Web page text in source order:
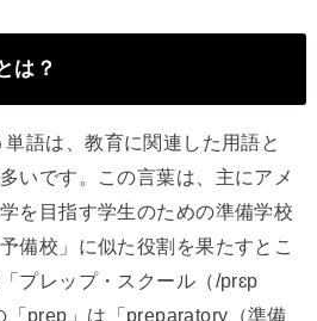
は？
単語は、教育に関連した用語と
いです。この言葉は、主にアメ
を目指す学生のための準備学校
備校」に似た役割を果たすとこ
プレップ・スクール（/prɛp
「prep」は「preparatory（準備